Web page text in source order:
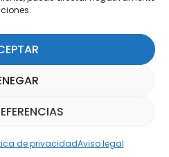
de privacidadAviso legal
Newsletter
AQUÍ